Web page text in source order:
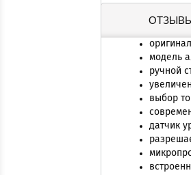
Основные
модель
ручной
выбор
датчик